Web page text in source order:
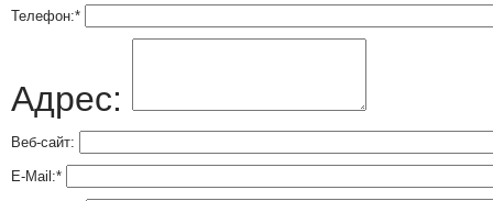
Телефон:*
Адрес:
Веб-сайт:
E-Mail:*